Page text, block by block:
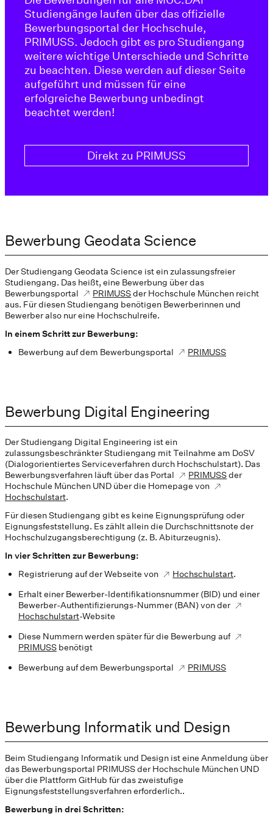
Studiengänge laufen über das offizielle
Bewerbungsportal der Hochschule,
PRIMUSS. Jedoch gibt es pro Studiengang
weitere wichtige Unterschiede und Schritte
zu beachten. Diese werden auf dieser Seite
aufgeführt und müssen für eine
erfolgreiche Bewerbung unbedingt
beachtet werden!
Direkt zu PRIMUSS
Bewerbung Geodata Science
Der Studiengang Geodata Science ist ein zulassungsfreier
Studiengang. Das heißt, eine Bewerbung über das
Bewerbungsportal
PRIMUSSder Hochschule München reicht
aus. Für diesen Studiengang benötigen Bewerberinnen und
Bewerber also nur eine Hochschulreife.
In einem Schritt zur Bewerbung:
Bewerbung auf dem Bewerbungsportal
PRIMUSS
Bewerbung Digital Engineering
Der Studiengang Digital Engineering ist ein
zulassungsbeschränkter Studiengang mit Teilnahme am DoSV
(Dialogorientiertes Serviceverfahren durch Hochschulstart). Das
Bewerbungsverfahren läuft über das Portal
PRIMUSSder
Hochschule München UND über die Homepage von
Hochschulstart.
Für diesen Studiengang gibt es keine Eignungsprüfung oder
Eignungsfeststellung. Es zählt allein die Durchschnittsnote der
Hochschulzugangsberechtigung (z. B. Abiturzeugnis).
In vier Schritten zur Bewerbung:
Registrierung auf der Webseite von
Hochschulstart.
Erhalt einer Bewerber-Identifikationsnummer (BID) und einer
Bewerber-Authentifizierungs-Nummer (BAN) von der
Hochschulstart-Website
Diese Nummern werden später für die Bewerbung auf
PRIMUSS benötigt
Bewerbung auf dem Bewerbungsportal
PRIMUSS
Bewerbung Informatik und Design
Beim Studiengang Informatik und Design ist eine Anmeldung über
das Bewerbungsportal PRIMUSS der Hochschule München UND
über die Plattform GitHub für das zweistufige
Eignungsfeststellungsverfahren erforderlich..
Bewerbung in drei Schritten: